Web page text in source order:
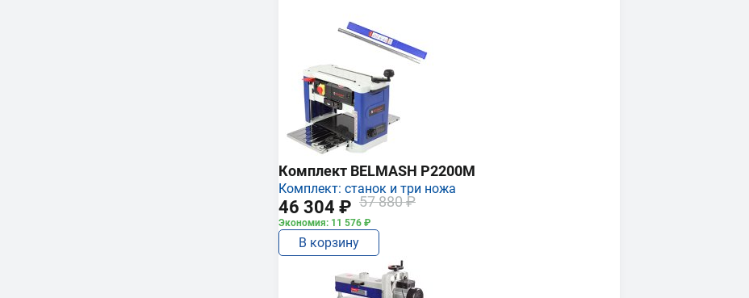
Комплект BELMASH P2200M
Комплект: станок и три ножа
46 304 ₽ 57 880 ₽
Экономия: 11 576 ₽
В корзину